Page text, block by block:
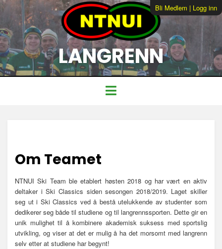
LANGRENN
Bli Medlem | Logg inn
Om Teamet
NTNUI Ski Team ble etablert høsten 2018 og har vært en aktiv
deltaker i Ski Classics siden sesongen 2018/2019. Laget skiller
seg ut i Ski Classics ved å bestå utelukkende av studenter som
dedikerer seg både til studiene og til langrennssporten. Dette gir en
unik mulighet til å kombinere akademisk suksess med sportslig
utvikling, og viser at det er mulig å ha det morsomt med langrenn
selv etter at studiene har begynt!